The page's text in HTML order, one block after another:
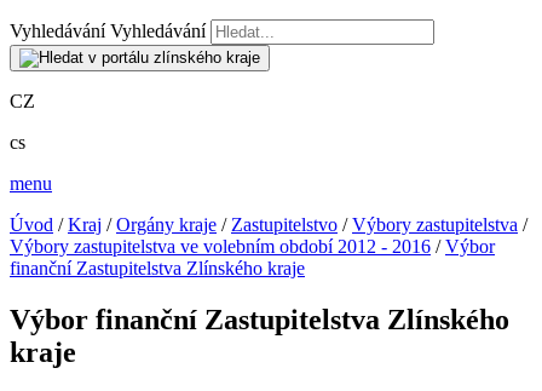
Vyhledávání Vyhledávání
CZ
cs
menu
Úvod /Kraj /Orgány kraje / Zastupitelstvo /Výbory zastupitelstva /
Výbory zastupitelstva ve volebním období 2012 - 2016 /Výbor
finanční Zastupitelstva Zlínského kraje
Výbor finanční Zastupitelstva Zlínského
kraje